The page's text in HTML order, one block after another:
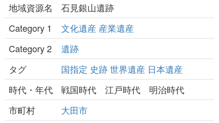
地域資源名
石見銀山遺跡
Category 1
文化遺産 産業遺産
Category 2
遺跡
タグ
国指定 史跡世界遺産 日本遺産
時代・年代
戦国時代 江戸時代 明治時代
市町村
大田市